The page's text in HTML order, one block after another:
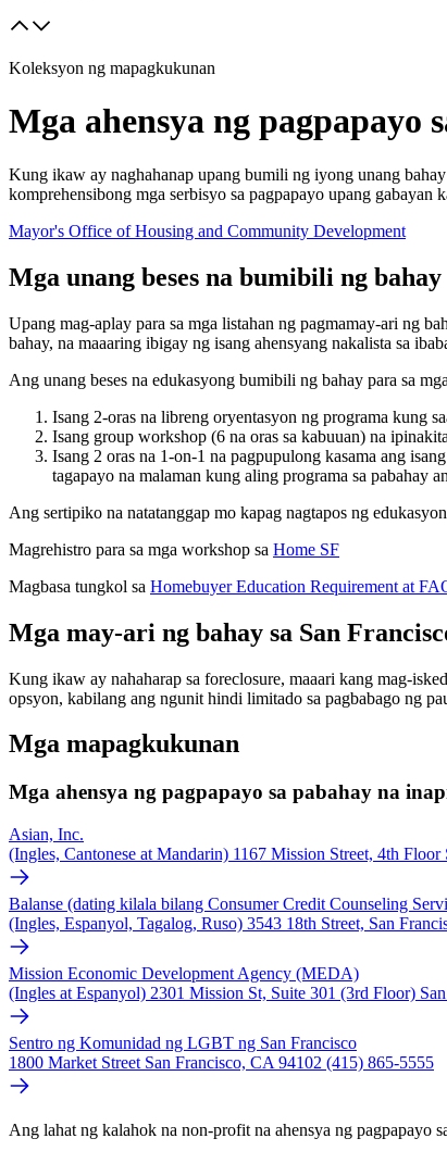
Koleksyon ng mapagkukunan
Mga ahensya ng pagpapayo
Kung ikaw ay naghahanap upang bumili ng iyong unang
komprehensibong mga serbisyo sa pagpapayo upang gabayan
Mayor's Office of Housing and Community Development
Mga unang beses na bumibili ng bahay
Upang mag-aplay para sa mga listahan ng pagmamay-ari ng
bahay, na maaaring ibigay ng isang ahensyang nakalista sa
Ang unang beses na edukasyong bumibili ng bahay para sa
Isang 2-oras na libreng oryentasyon ng programa kung
Isang group workshop (6 na oras sa kabuuan) na
Isang 2 oras na 1-on-1 na pagpupulong kasama ang
tagapayo na malaman kung aling programa sa pabahay
Ang sertipiko na natatanggap mo kapag nagtapos ng
Magrehistro para sa mga workshop sa Home SF
Magbasa tungkol sa Homebuyer Education Requirement at
Mga may-ari ng bahay sa San
Kung ikaw ay nahaharap sa foreclosure, maaari kang mag-
opsyon, kabilang ang ngunit hindi limitado sa pagbabago ng
Mga mapagkukunan
Mga ahensya ng pagpapayo sa pabahay na
Asian, Inc.
(Ingles, Cantonese at Mandarin) 1167 Mission Street, 4th
Balanse (dating kilala bilang Consumer Credit Counseling
(Ingles, Espanyol, Tagalog, Ruso) 3543 18th Street, San
Mission Economic Development Agency (MEDA)
(Ingles at Espanyol) 2301 Mission St, Suite 301 (3rd Floor)
Sentro ng Komunidad ng LGBT ng San Francisco
1800 Market Street San Francisco, CA 94102 (415) 865-5555
Ang lahat ng kalahok na non-profit na ahensya ng pagpapayo